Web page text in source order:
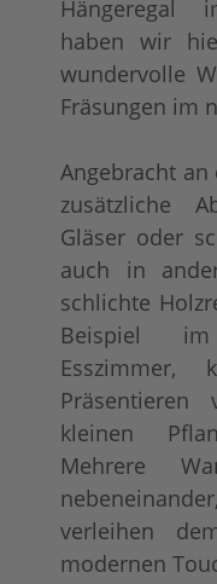
Hängeregal
haben wir
wundervolle
Fräsungen im
Angebracht
zusätzliche
Gläser oder
auch in
schlichte
Beispiel
kleinen
Mehrere
verleihen
modernen